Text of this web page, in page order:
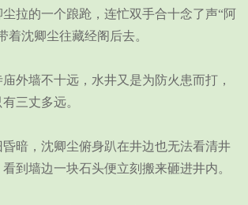
中
的一个踉跄，连忙双手合十念了声“阿
着沈卿尘往藏经阁后去。
墙不十远，水井又是为防火患而打，
三丈多远。
，沈卿尘俯身趴在井边也无法看清井
到墙边一块石头便立刻搬来砸进井内。